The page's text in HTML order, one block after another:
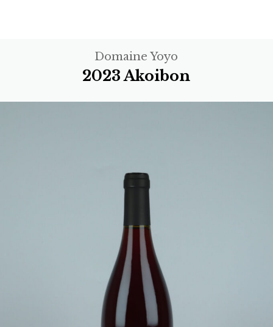
Domaine Yoyo
2023 Akoibon